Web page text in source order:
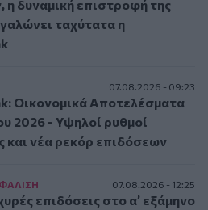
η δυναμική επιστροφή της
ταχύτατα η
07.08.2026 - 09:23
Οικονομικά Αποτελέσματα
2026 - Υψηλοί ρυθμοί
και νέα ρεκόρ επιδόσεων
07.08.2026 - 12:25
επιδόσεις στο α’ εξάμηνο